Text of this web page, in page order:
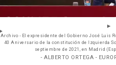
Archivo - El expresidente del Gobierno José Luis
40 Aniversario de la constitución de Izquierda
septiembre de 2021, en Madrid
- ALBERTO ORTEGA -